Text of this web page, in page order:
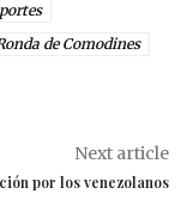
de Comodines
Next article
por los venezolanos